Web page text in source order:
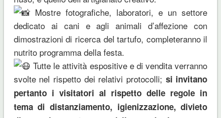
Mostre fotografiche, laboratori, e un settore
dedicato ai cani e agli animali d’affezione con
dimostrazioni di ricerca del tartufo, completeranno il
nutrito programma della festa.
Tutte le attività espositive e di vendita verranno
svolte nel rispetto dei relativi protocolli; si invitano
pertanto i visitatori al rispetto delle regole in
tema di distanziamento, igienizzazione, divieto